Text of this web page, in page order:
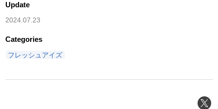
Update
2024.07.23
Categories
フレッシュアイズ